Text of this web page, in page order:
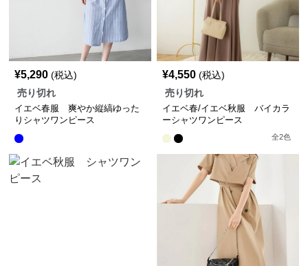
¥5,290 (税込)
売り切れ
イエベ春服 爽やか縦縞ゆった
りシャツワンピース
¥4,550 (税込)
売り切れ
イエベ春/イエベ秋服 バイカラ
ーシャツワンピース
全2色